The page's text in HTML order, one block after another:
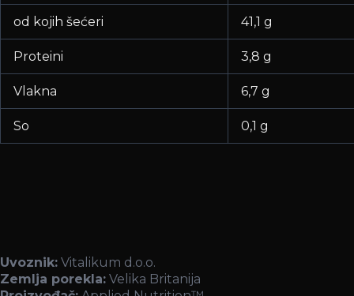
od kojih šećeri 41,1 g
Proteini 3,8 g
Vlakna 6,7 g
So 0,1 g
Uvoznik: Vitalikum d.o.o.
Zemlja porekla: Velika Britanija